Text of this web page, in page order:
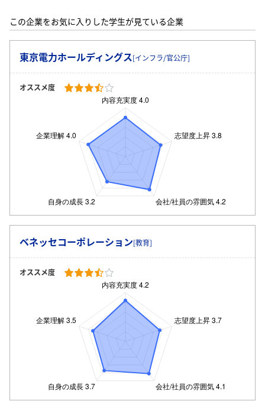
この企業をお気に入りした学生が見ている企業
東京電力ホールディングス[インフラ/官公庁]
オススメ度
ベネッセコーポレーション[教育]
オススメ度
ログイン・会員登録